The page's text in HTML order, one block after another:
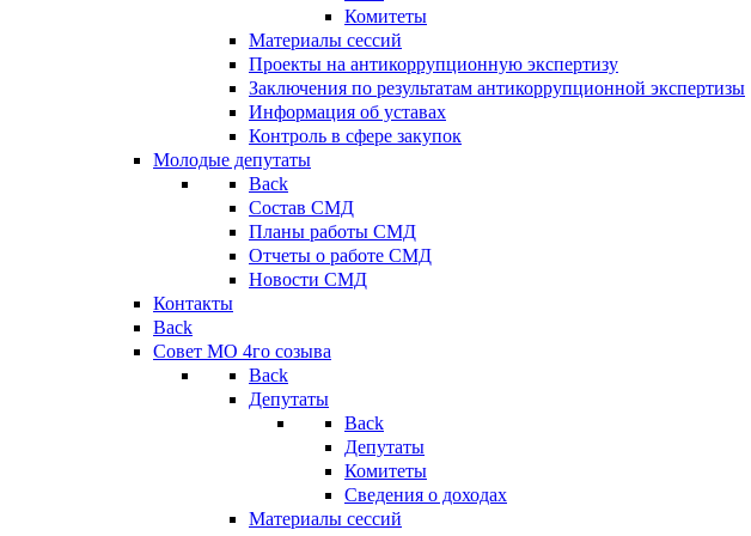
Комитеты
Материалы сессий
Проекты на антикоррупционную экспертизу
Заключения по результатам антикоррупционной экспертизы
Информация об уставах
Контроль в сфере закупок
Молодые депутаты
Back
Состав СМД
Планы работы СМД
Отчеты о работе СМД
Новости СМД
Контакты
Back
Совет МО 4го созыва
Back
Депутаты
Back
Депутаты
Комитеты
Сведения о доходах
Материалы сессий